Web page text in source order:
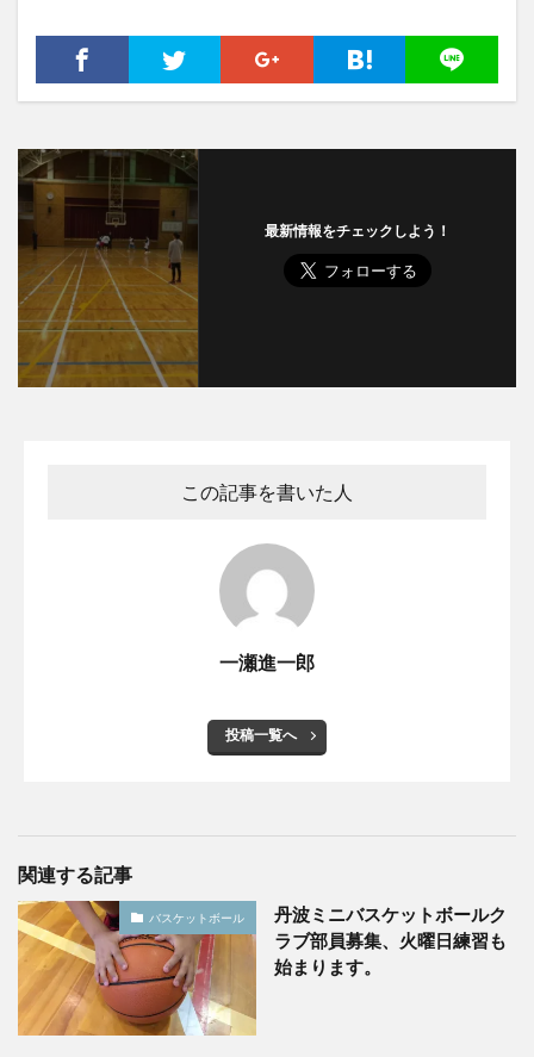
最新情報をチェックしよう！
この記事を書いた人
一瀬進一郎
投稿一覧へ
関連する記事
バスケットボール
丹波ミニバスケットボールク
ラブ部員募集、火曜日練習も
始まります。